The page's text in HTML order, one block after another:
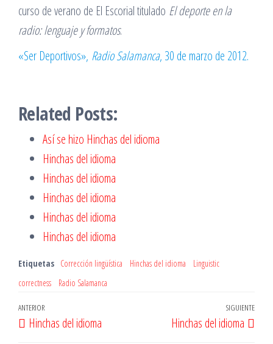
curso de verano de El Escorial titulado El deporte en la
radio: lenguaje y formatos.
«Ser Deportivos», Radio Salamanca, 30 de marzo de 2012.
Related Posts:
Así se hizo Hinchas del idioma
Hinchas del idioma
Hinchas del idioma
Hinchas del idioma
Hinchas del idioma
Hinchas del idioma
Etiquetas Corrección lingüística Hinchas del idioma
Linguistic
correctness
Radio Salamanca
Navegación
de
Entrada
anterior
ANTERIOR
Hinchas del idioma
SIGUIENTE
Hinchas del idioma